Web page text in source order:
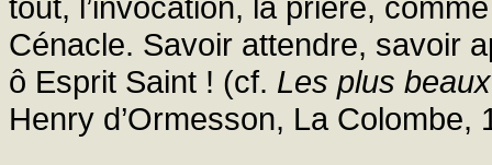
Cénacle. Savoir attendre, savoir
ô Esprit Saint ! (cf. Les plus
Henry d’Ormesson, La Colombe,